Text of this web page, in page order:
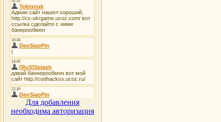
Для добавления
необходима авторизация